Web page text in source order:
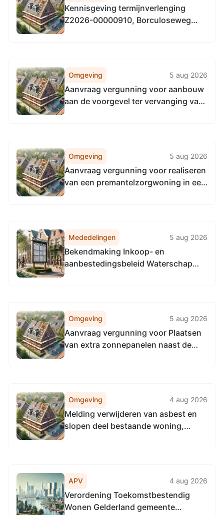
Kennisgeving termijnverlenging
Z2026-00000910, Borculoseweg
Omgeving 5 aug 2026
Aanvraag vergunning voor aanbouw
aan de voorgevel ter vervanging van
Omgeving 5 aug 2026
Aanvraag vergunning voor realiseren
van een premantelzorgwoning in een
Mededelingen 5 aug 2026
Bekendmaking Inkoop- en
aanbestedingsbeleid Waterschap
Omgeving 5 aug 2026
Aanvraag vergunning voor Plaatsen
van extra zonnepanelen naast de
Omgeving 4 aug 2026
Melding verwijderen van asbest en
slopen deel bestaande woning,
APV 4 aug 2026
Verordening Toekomstbestendig
Wonen Gelderland gemeente